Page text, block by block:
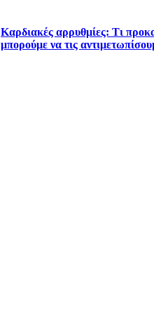
Καρδιακές αρρυθμίες: Τι
μπορούμε να τις